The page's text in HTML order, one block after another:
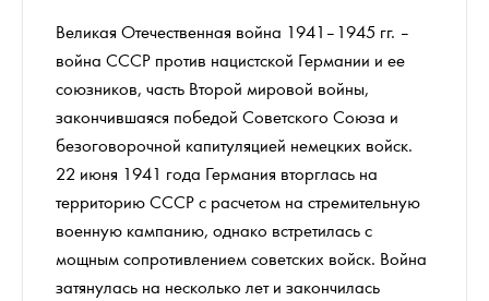
Великая Отечественная война 1941–1945 гг. –
война СССР против нацистской Германии и ее
союзников, часть Второй мировой войны,
закончившаяся победой Советского Союза и
безоговорочной капитуляцией немецких войск.
22 июня 1941 года Германия вторглась на
территорию СССР с расчетом на стремительную
военную кампанию, однако встретилась с
мощным сопротивлением советских войск. Война
затянулась на несколько лет и закончилась